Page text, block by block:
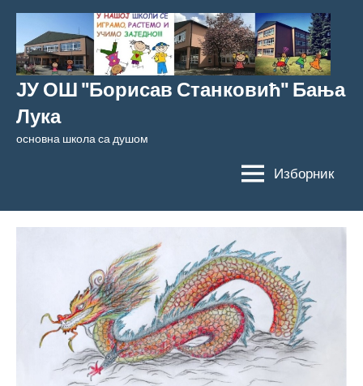
Скочи
садржај
ЈУ ОШ "Борисав Станковић" Бања
Лука
основна школа са душом
Изборник